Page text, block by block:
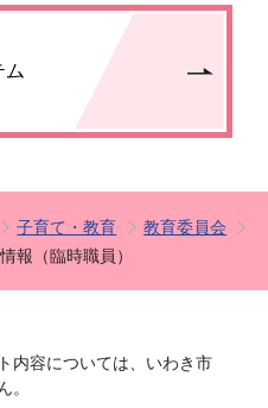
ム
子育て・教育
教育委員会
報（臨時職員）
内容については、いわき市
。